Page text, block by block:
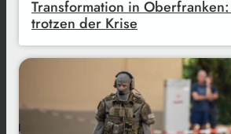
Transformation in
trotzen der Krise